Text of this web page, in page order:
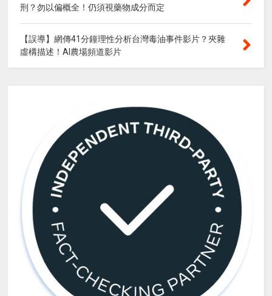
刑？勿以偏概全！仍須視藥物成分而定
【誤導】網傳41分鐘理性分析台灣毒油事件影片？夾雜
虛構描述！AI農場頻道影片